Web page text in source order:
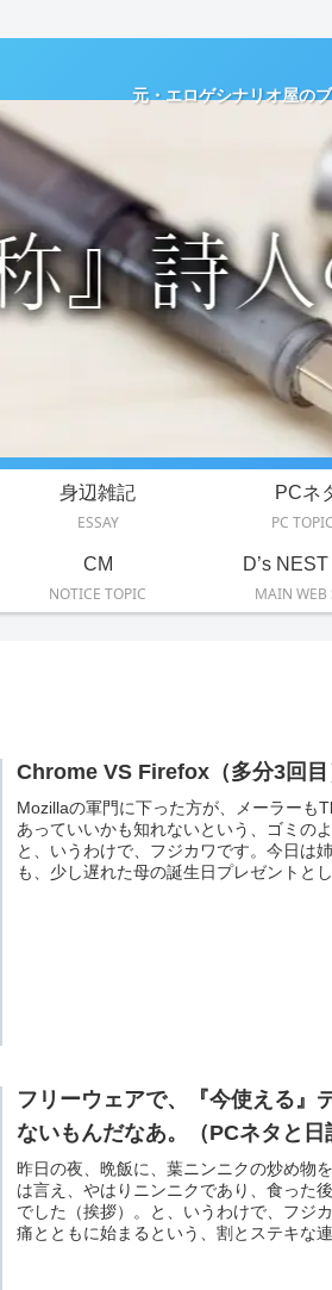
元・エロゲシナリオ屋の
身辺雑記
ESSAY
PCネ
PC
CM
NOTICE TOPIC
D’s
MAIN WEB
Chrome VS Firefox（多分3回目
Mozillaの軍門に下った方が、メーラーも
あっていいかも知れないという、ゴミの
と、いうわけで、フジカワです。今日は
も、少し遅れた母の誕生日プレゼントと
フリーウェアで、『今使える』
ないもんだなあ。（PCネタと日
昨日の夜、晩飯に、葉ニンニクの炒め物
は言え、やはりニンニクであり、食った
でした（挨拶）。と、いうわけで、フジ
痛とともに始まるという、割とステキな